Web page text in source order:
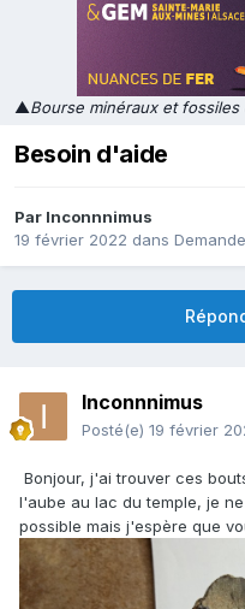
▲Bourse minéraux et
Besoin d'aide
Par Inconnnimus
19 février 2022 dans
Inconnnimus
Posté(e) 19 février
Bonjour, j'ai trouver ces
l'aube au lac du temple, je
possible mais j'espère que